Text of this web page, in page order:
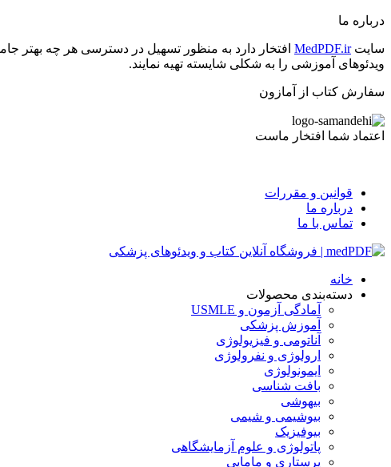
درباره ما
سایتMedPDF.ir افتخار دارد به منظور تسهیل در دسترسی هر چه بهتر
ویدئوهای آموزشی را به شکلی شایسته تهیه نمایند.
سفارش کتاب از آمازون
اعتماد شما افتخار ماست
قوانین و مقررات
درباره ما
تماس با ما
خانه
دسته‌بندی محصولات
آمادگی آزمون و USMLE
آموزش پزشکی
آناتومی و فیزیولوژی
ارولوژی و نفرولوژی
ایمونولوژی
بافت شناسی
بیهوشی
بیوشیمی و شیمی
بیوفیزیک
پاتولوژی و علوم آزمایشگاهی
پرستاری و مامایی